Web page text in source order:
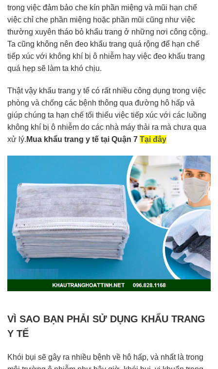
trong việc đảm bảo che kín phần miệng và mũi hạn chế
việc chỉ che phần miệng hoặc phần mũi cũng như việc
thường xuyên tháo bỏ khẩu trang ở những nơi công cộng.
Ta cũng không nên đeo khẩu trang quá rộng để hạn chế
tiếp xúc với không khí bị ô nhiễm hay việc đeo khẩu trang
quá hẹp sẽ làm ta khó chịu.
Thật vậy khẩu trang y tế có rất nhiều công dụng trong việc
phòng và chống các bệnh thông qua đường hô hấp và
giúp chúng ta hạn chế tối thiểu việc tiếp xúc với các luồng
không khí bị ô nhiễm do các nhà máy thải ra mà chưa qua
xử lý. Mua khẩu trang y tế tại Quận 7 Tại đây
VÌ SAO BẠN PHẢI SỬ DỤNG KHẨU TRANG
Y TẾ
Khói bụi sẽ gây ra nhiều bệnh về hô hấp, và nhất là trong